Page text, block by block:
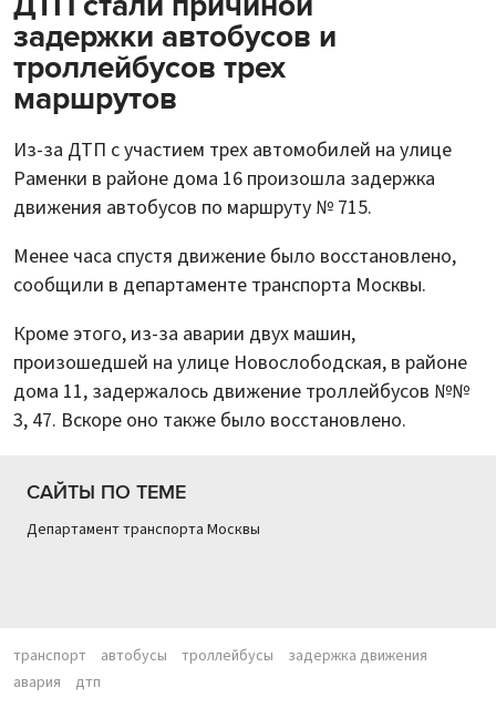
задержки автобусов и
троллейбусов трех
маршрутов
Из-за ДТП с участием трех автомобилей на улице
Раменки в районе дома 16 произошла задержка
движения автобусов по маршруту № 715.
Менее часа спустя движение было восстановлено,
сообщили в департаменте транспорта Москвы.
Кроме этого, из-за аварии двух машин,
произошедшей на улице Новослободская, в районе
дома 11, задержалось движение троллейбусов №№
3, 47. Вскоре оно также было восстановлено.
САЙТЫ ПО ТЕМЕ
Департамент транспорта Москвы
транспорт автобусы троллейбусы
задержка движения
авария
дтп